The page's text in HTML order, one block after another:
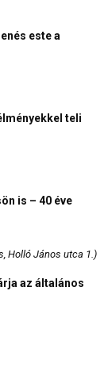
este a
teli
is – 40 éve
Holló János utca 1.)
az általános